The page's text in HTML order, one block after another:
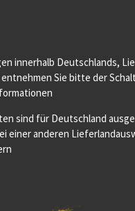
innerhalb Deutschlands,
Sie bitte der
sind für Deutschland
einer anderen